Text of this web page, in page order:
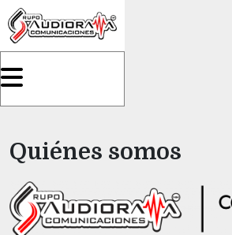
Quiénes somos